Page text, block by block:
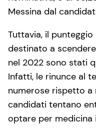
Messina dal
Tuttavia, il
destinato a
nel 2022 sono stati
Infatti, le rinunce al
numerose rispetto
candidati tentano
optare per medicina